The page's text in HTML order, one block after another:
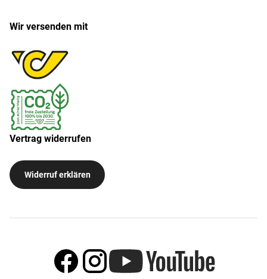
Wir versenden mit
Vertrag widerrufen
Widerruf erklären